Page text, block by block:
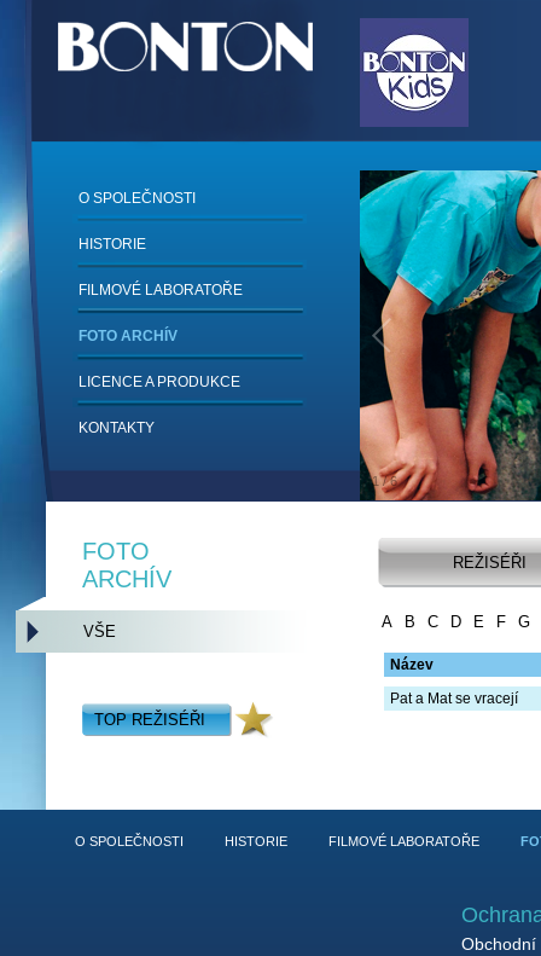
1/6
O SPOLEČNOSTI
HISTORIE
FILMOVÉ LABORATOŘE
FOTO ARCHÍV
LICENCE A PRODUKCE
KONTAKTY
REŽISÉŘI
A B C D E F G
Název
Pat a Mat se vracejí
FOTO
ARCHÍV
VŠE
TOP REŽISÉŘI
O SPOLEČNOSTI HISTORIE FILMOVÉ LABORATOŘE
Obchodní